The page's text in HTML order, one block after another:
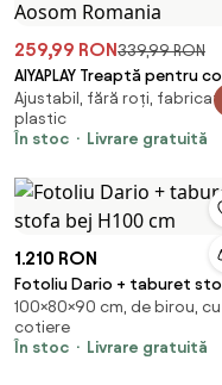
259,99 RON339,99 RON
AIYAPLAY Treaptă pentru
trepte, scări de bucătărie
pentru copii, pliabilă,
ajustabilă de la 2 la 3
Ajustabil, fără roți,
plastic
În stoc
Livrare gratuită
1.210 RON
Fotoliu Dario + taburet
bej H100 cm
100×80×90 cm, de birou, cu
cotiere
În stoc
Livrare gratuită